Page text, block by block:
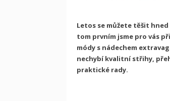
Letos se můžete těšit
tom prvním jsme pro vás
módy s nádechem
nechybí kvalitní střihy,
praktické rady.